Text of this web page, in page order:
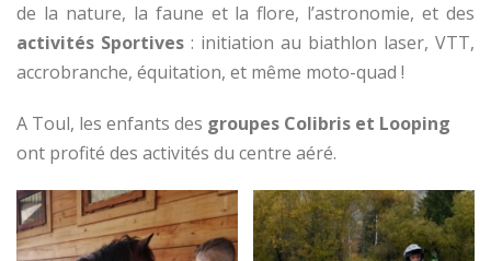
de la nature, la faune et la flore, l’astronomie, et des
activités Sportives : initiation au biathlon laser, VTT,
accrobranche, équitation, et même moto-quad !
A Toul, les enfants des groupes Colibris et Looping
ont profité des activités du centre aéré.